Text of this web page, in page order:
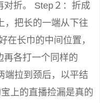
对折。 Step２：折成
，把长的一端从下往
在长巾的中间位置，
再各打一个同样的
端拉到颈后，以平结
上的直播捡漏是真的